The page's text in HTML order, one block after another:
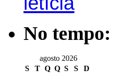
No tempo:
agosto 2026
S
T Q Q S S D